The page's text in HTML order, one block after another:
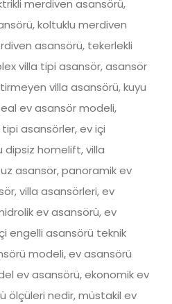
merdiven asansörü,
koltuklu merdiven
asansörü, tekerlekli
villa tipi asansör, asansör
villa asansörü, kuyu
ev asansör modeli,
asansörler, ev içi
homelift, villa
asansör, panoramik ev
villa asansörleri, ev
ev asansörü, ev
engelli asansörü teknik
modeli, ev asansörü
ev asansörü, ekonomik ev
ölçüleri nedir, müstakil ev